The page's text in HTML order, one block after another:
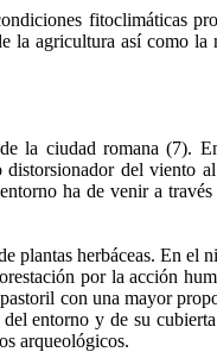
fitoclimáticas
la agricultura así como la
la ciudad romana (7).
del viento
ha de venir a
plantas herbáceas. En el
por la acción
con una mayor
entorno y de su
arqueológicos.